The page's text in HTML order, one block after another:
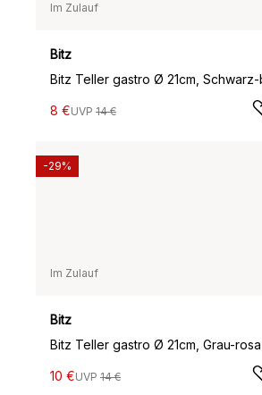
Im Zulauf
Bitz
8 €UVP 14 €
Im Zulauf
Bitz
Bitz Teller gastro Ø 21cm, Grau-rosa
10 €UVP 14 €
-29%